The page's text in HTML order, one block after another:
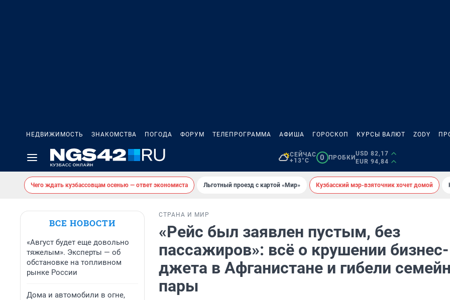
НЕДВИЖИМОСТЬ ЗНАКОМСТВА ПОГОДА ФОРУМ ТЕЛЕПРОГРАММА АФИША ГОРОСКОП КУРСЫ ВАЛЮТ ZODY
СЕЙЧАС
+13°C
0 ПРОБКИ
USD 82,17
EUR 94,84
Чего ждать кузбассовцам осенью — ответ экономиста Льготный проезд с картой «Мир» Кузбасский мэр-взяточник хочет домой
ВСЕ НОВОСТИ
«Август будет еще довольно
тяжелым». Эксперты — об
обстановке на топливном
рынке России
Дома и автомобили в огне,
СТРАНА И МИР
«Рейс был заявлен пустым, без
пассажиров»: всё о крушении бизнес-
джета в Афганистане и гибели
пары